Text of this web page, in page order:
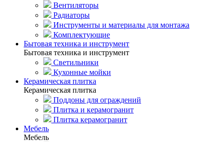
Вентиляторы
Радиаторы
Инструменты и материалы для монтажа
Комплектующие
Бытовая техника и инструмент
Бытовая техника и инструмент
Светильники
Кухонные мойки
Керамическая плитка
Керамическая плитка
Поддоны для ограждений
Плитка и керамогранит
Плитка керамогранит
Мебель
Мебель